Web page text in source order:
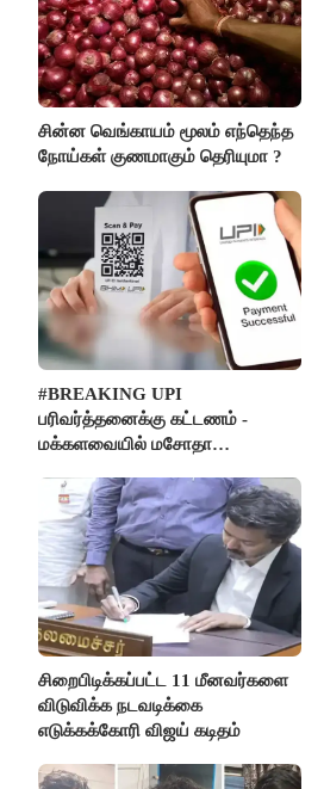
சின்ன வெங்காயம் மூலம் எந்தெந்த
நோய்கள் குணமாகும் தெரியுமா ?
#BREAKING UPI
பரிவர்த்தனைக்கு கட்டணம் -
மக்களவையில் மசோதா
சிறைபிடிக்கப்பட்ட 11 மீனவர்களை
விடுவிக்க நடவடிக்கை
எடுக்கக்கோரி விஜய் கடிதம்